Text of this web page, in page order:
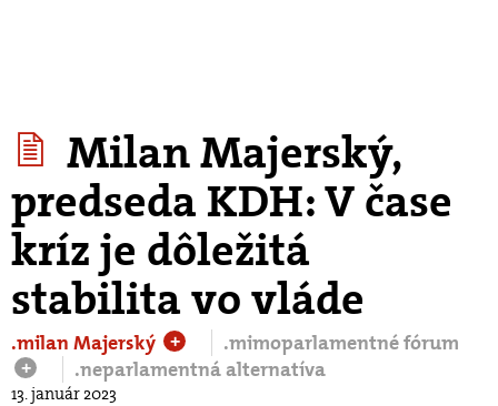
Milan Majerský,
predseda KDH: V čase
kríz je dôležitá
stabilita vo vláde
.milan Majerský + .mimoparlamentné fórum
+ .neparlamentná alternatíva
13. január 2023